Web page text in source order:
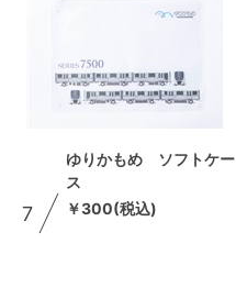
7
ゆりかもめ ソフトケー
ス
￥300(税込)